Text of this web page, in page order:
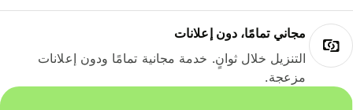
مجاني تمامًا، دون إعلانات
التنزيل خلال ثوانٍ. خدمة مجانية تمامًا ودون إعلانات
مزعجة.